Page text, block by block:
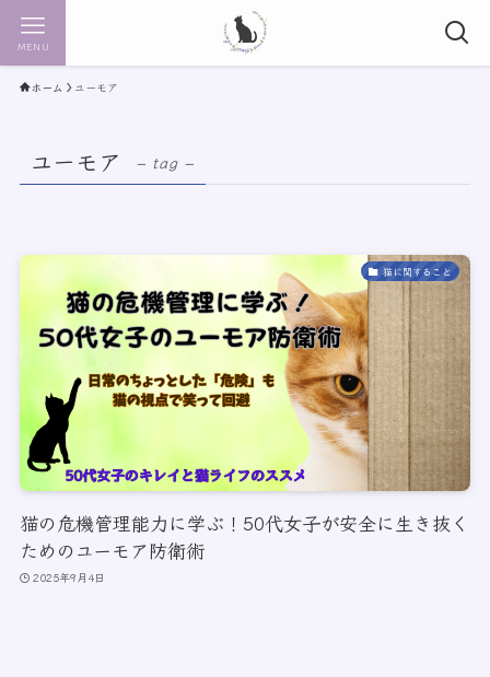
MENU
ホーム ユーモア
ユーモア – tag –
猫に関すること
猫の危機管理能力に学ぶ！50代女子が安全に生き抜く
ためのユーモア防衛術
2025年9月4日